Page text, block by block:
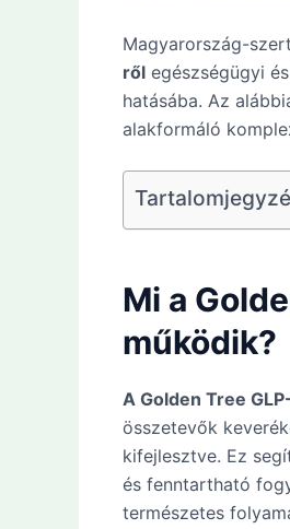
Magyarország-
ről egészségügyi
hatásába. Az
alakformáló
Mi a
működik?
A Golden Tree
összetevők
kifejlesztve. Ez
és fenntartható
természetes